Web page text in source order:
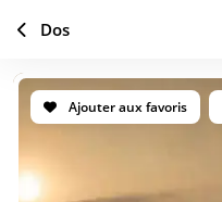
Ajouter aux favoris
Dos